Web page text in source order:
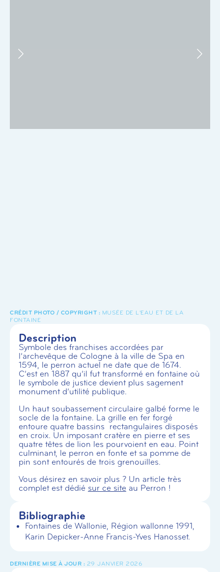
MUSÉE DE L'EAU ET DE LA
FONTAINE
Description
Symbole des franchises accordées par
l’archevêque de Cologne à la ville de Spa en
1594, le perron actuel ne date que de 1674.
C’est en 1887 qu’il fut transformé en fontaine où
le symbole de justice devient plus sagement
monument d’utilité publique.
Un haut soubassement circulaire galbé forme le
socle de la fontaine. La grille en fer forgé
entoure quatre bassins rectangulaires disposés
en croix. Un imposant cratère en pierre et ses
quatre têtes de lion les pourvoient en eau. Point
culminant, le perron en fonte et sa pomme de
pin sont entourés de trois grenouilles.
Vous désirez en savoir plus ? Un article très
complet est dédié sur ce site au Perron !
Bibliographie
Fontaines de Wallonie, Région wallonne 1991,
Karin Depicker-Anne Francis-Yves Hanosset.
29 JANVIER 2026